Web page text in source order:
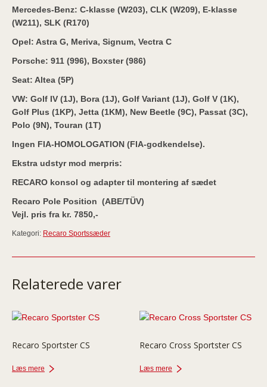
Mercedes-Benz: C-klasse (W203), CLK (W209), E-klasse
(W211), SLK (R170)
Opel: Astra G, Meriva, Signum, Vectra C
Porsche: 911 (996), Boxster (986)
Seat: Altea (5P)
VW: Golf IV (1J), Bora (1J), Golf Variant (1J), Golf V (1K),
Golf Plus (1KP), Jetta (1KM), New Beetle (9C), Passat (3C),
Polo (9N), Touran (1T)
Ingen FIA-HOMOLOGATION (FIA-godkendelse).
Ekstra udstyr mod merpris:
RECARO konsol og adapter til montering af sædet
Recaro Pole Position (ABE/TÜV)
Vejl. pris fra kr. 7850,-
Kategori: Recaro Sportssæder
Relaterede varer
Recaro Sportster CS
Læs mere
Recaro Cross Sportster CS
Læs mere